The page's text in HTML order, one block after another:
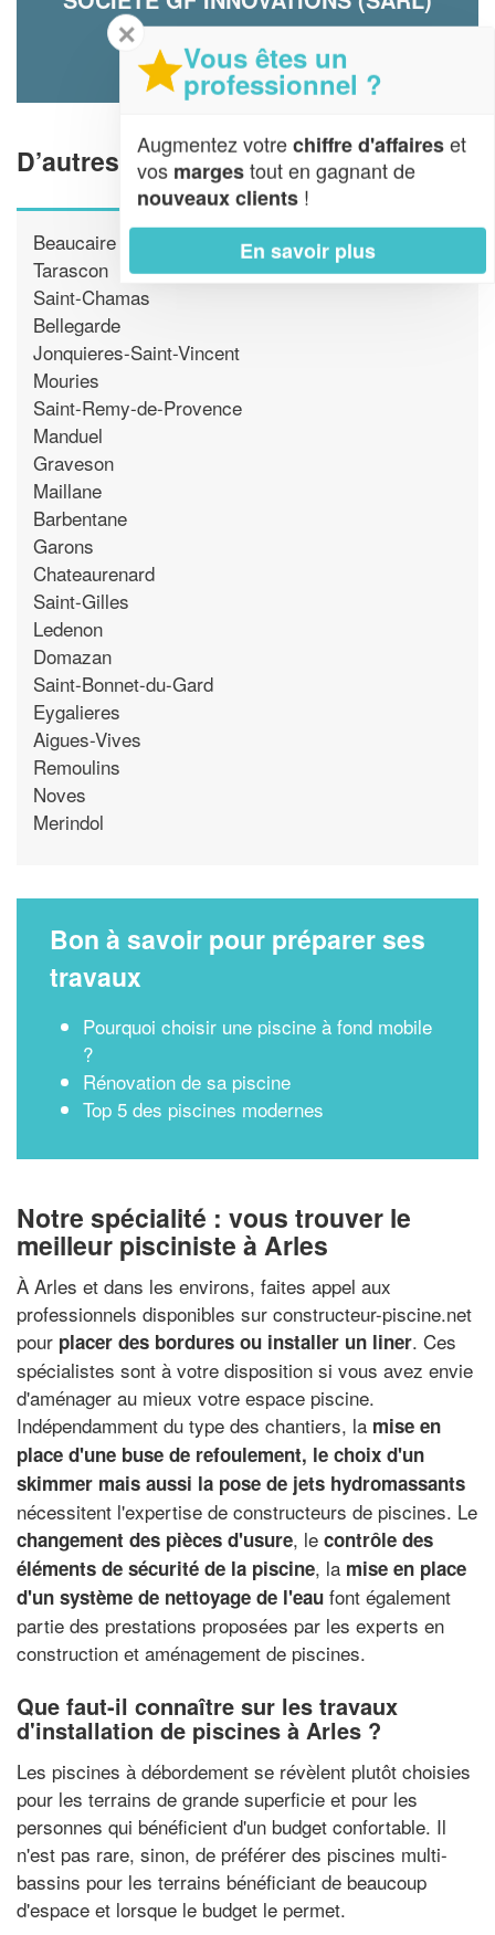
18 Rue Jacques Lieutaud
13200 Arles
D’autres piscinistes proche d'Arles
Beaucaire
Tarascon
Saint-Chamas
Bellegarde
Jonquieres-Saint-Vincent
Mouries
Saint-Remy-de-Provence
Manduel
Graveson
Maillane
Barbentane
Garons
Chateaurenard
Saint-Gilles
Ledenon
Domazan
Saint-Bonnet-du-Gard
Eygalieres
Aigues-Vives
Remoulins
Noves
Merindol
Bon à savoir pour préparer ses
travaux
Pourquoi choisir une piscine à fond mobile
?
Rénovation de sa piscine
Top 5 des piscines modernes
Notre spécialité : vous trouver le
meilleur pisciniste à Arles
À Arles et dans les environs, faites appel aux
professionnels disponibles sur constructeur-piscine.net
pour placer des bordures ou installer un liner. Ces
spécialistes sont à votre disposition si vous avez envie
d'aménager au mieux votre espace piscine.
Indépendamment du type des chantiers, la mise en
place d'une buse de refoulement, le choix d'un
skimmer mais aussi la pose de jets hydromassants
nécessitent l'expertise de constructeurs de piscines. Le
changement des pièces d'usure, le contrôle des
éléments de sécurité de la piscine, la mise en place
d'un système de nettoyage de l'eau font également
partie des prestations proposées par les experts en
construction et aménagement de piscines.
Que faut-il connaître sur les travaux
d'installation de piscines à Arles ?
Les piscines à débordement se révèlent plutôt choisies
pour les terrains de grande superficie et pour les
personnes qui bénéficient d'un budget confortable. Il
n'est pas rare, sinon, de préférer des piscines multi-
bassins pour les terrains bénéficiant de beaucoup
d'espace et lorsque le budget le permet.
✕
Vous êtes un
professionnel ?
Augmentez votrechiffre d'affaireset
vos margestout en gagnant de
nouveaux clients !
En savoir plus